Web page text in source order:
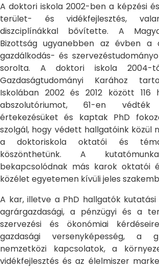
A doktori iskola 2002-ben a képzési
terület- és vidékfejlesztés,
diszciplínákkal bővítette. A
Bizottság ugyanebben az évben a
gazdálkodás- és
sorolta. A doktori iskola 2004-
Gazdaságtudományi Karához
Iskolában 2002 és 2012 között 116
abszolutóriumot, 61-en
értekezésüket és kaptak PhD
szolgál, hogy védett hallgatóink közül
a doktoriskola oktatói és
köszönthetünk. A
bekapcsolódnak más karok oktatói
közélet egyetemen kívüli jeles
A kar, illetve a PhD hallgatók kutatási
agrárgazdasági, a pénzügyi és a
szervezési és ökonómiai
gazdasági versenyképesség, a
nemzetközi kapcsolatok, a
vidékfejlesztés és az élelmiszer